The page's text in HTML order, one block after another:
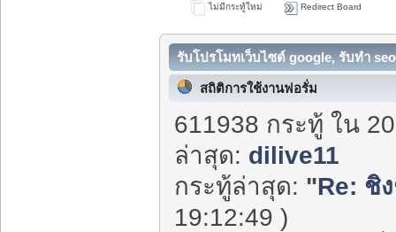
ไม่มีกระทู้ใหม่ Redirect Board
รับโปรโมทเว็บไซต์ google, รับทำ
สถิติการใช้งานฟอรั่ม
611938 กระทู้ ใน
ล่าสุด: dilive11
กระทู้ล่าสุด: "Re: ชิ
19:12:49 )